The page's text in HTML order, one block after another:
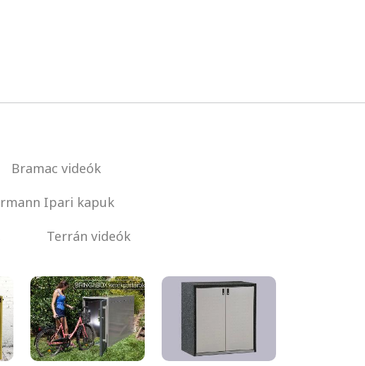
Bramac videók
Ipari kapuk
Terrán videók